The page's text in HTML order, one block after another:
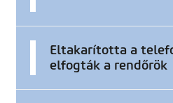
Eltakarította a
elfogták a rendőrök